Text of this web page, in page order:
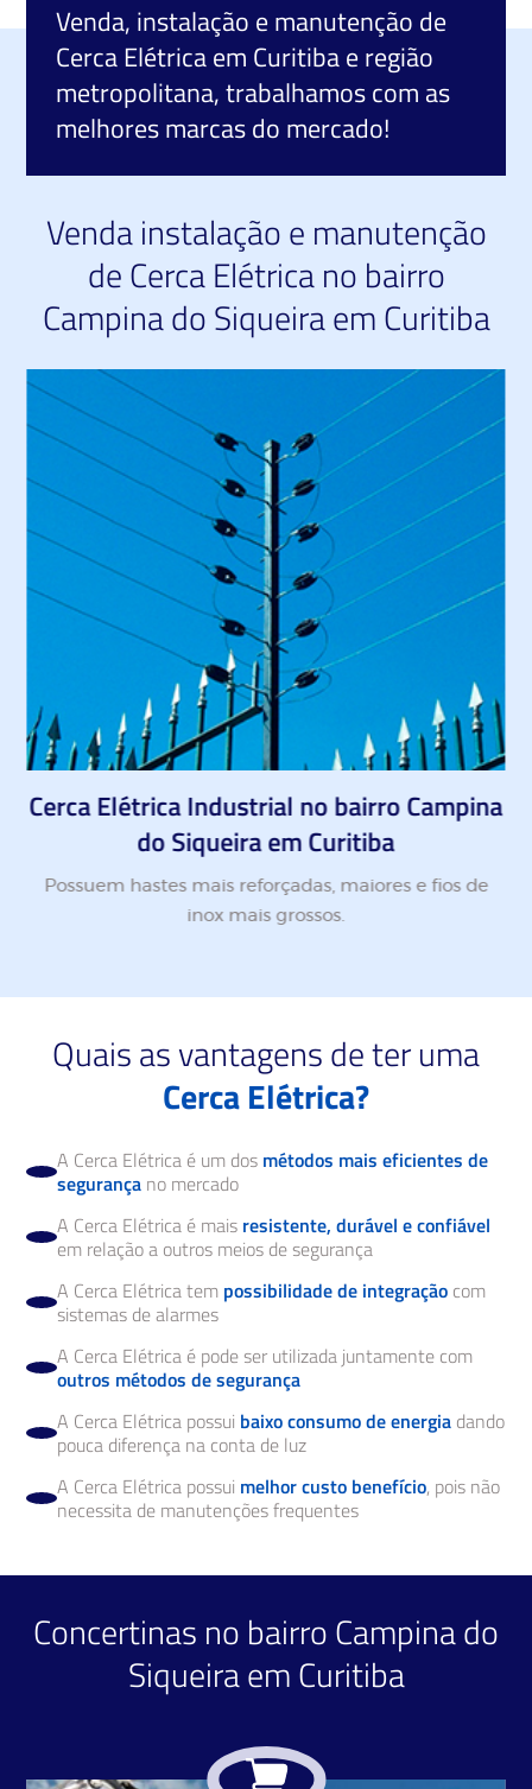
Venda, instalação e manutenção de
Cerca Elétricaem Curitiba e região
metropolitana, trabalhamos com as
melhores marcas do mercado!
Venda instalação e manutenção
de Cerca Elétrica no bairro
Campina do Siqueira em Curitiba
Cerca Elétrica Industrial no bairro Campina
do Siqueira em Curitiba
Possuem hastes mais reforçadas, maiores e fios de
inox mais grossos.
Quais as vantagens de ter uma
Cerca Elétrica?
A Cerca Elétrica é um dos métodos mais eficientes de
segurança no mercado
A Cerca Elétrica é mais resistente, durável e confiável
em relação a outros meios de segurança
A Cerca Elétrica tem possibilidade de integração com
sistemas de alarmes
A Cerca Elétrica é pode ser utilizada juntamente com
outros métodos de segurança
A Cerca Elétrica possui baixo consumo de energia dando
pouca diferença na conta de luz
A Cerca Elétrica possui melhor custo benefício, pois não
necessita de manutenções frequentes
Concertinas no bairro Campina do
Siqueira em Curitiba